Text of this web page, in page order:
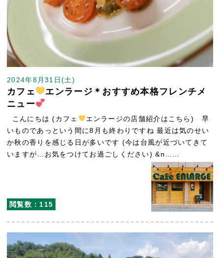
閲覧数：115
2024年8月31日(土)
カフェ
エンラージ＊おすすめ本格フレンチメ
ニュー
こんにちは (カフェ
エンラージの店舗紹介はこちら) 早
いものであっという間に8月も終わりですね 最近は気のせい
か秋の香りを感じる日が多いです (今は台風が近づいてきて
いますが…お気をつけてお過ごしください) &n……